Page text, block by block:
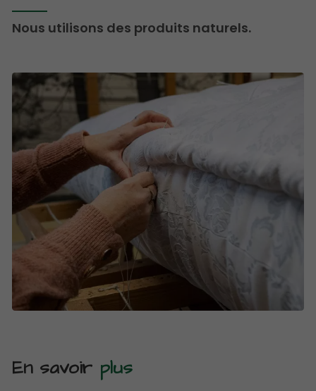
Nous utilisons des produits naturels.
En savoir plus